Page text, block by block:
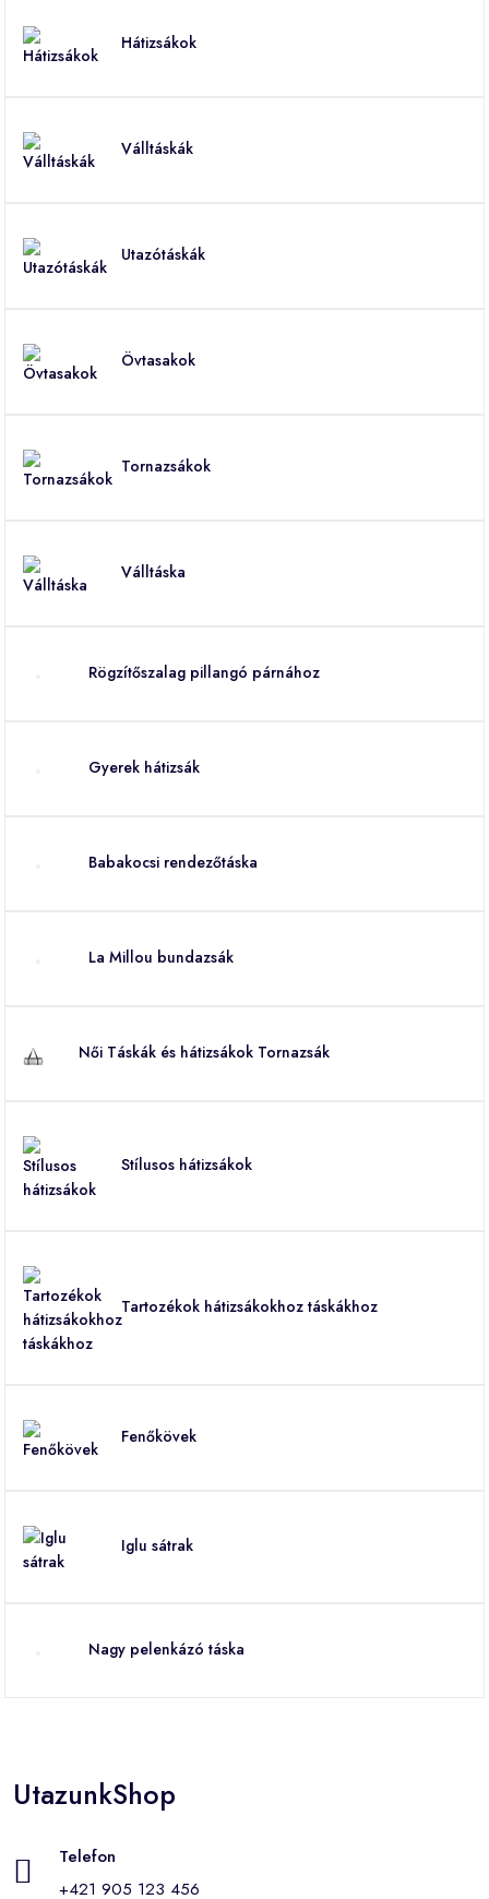
Hátizsákok
Válltáskák
Utazótáskák
Övtasakok
Tornazsákok
Válltáska
Rögzítőszalag pillangó párnához
Gyerek hátizsák
Babakocsi rendezőtáska
La Millou bundazsák
Női Táskák és hátizsákok Tornazsák
Stílusos hátizsákok
Tartozékok hátizsákokhoz táskákhoz
Fenőkövek
Iglu sátrak
Nagy pelenkázó táska
UtazunkShop
Telefon
+421 905 123 456